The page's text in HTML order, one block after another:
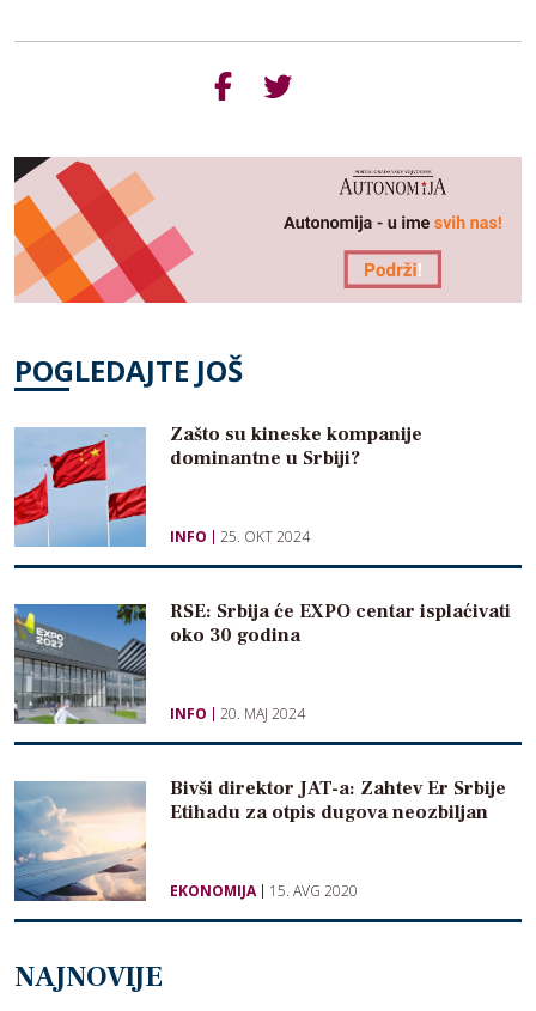
POGLEDAJTE JOŠ
Zašto su kineske kompanije
dominantne u Srbiji?
INFO 25. OKT 2024
RSE: Srbija će EXPO centar isplaćivati
oko 30 godina
INFO 20. MAJ 2024
Bivši direktor JAT-a: Zahtev Er Srbije
Etihadu za otpis dugova neozbiljan
EKONOMIJA 15. AVG 2020
NAJNOVIJE